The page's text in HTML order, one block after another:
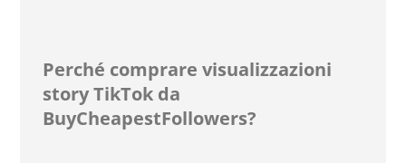
Perché comprare visualizzazioni
story TikTok da
BuyCheapestFollowers?